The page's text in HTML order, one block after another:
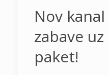
Nov
zabave
paket!